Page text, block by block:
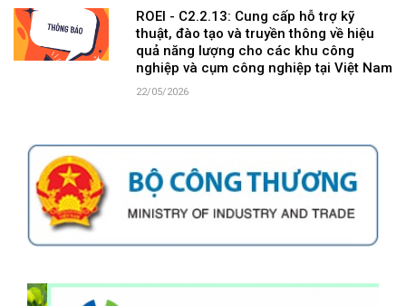
ROEI - C2.2.13: Cung cấp hỗ trợ kỹ
thuật, đào tạo và truyền thông về hiệu
quả năng lượng cho các khu công
nghiệp và cụm công nghiệp tại Việt Nam
22/05/2026